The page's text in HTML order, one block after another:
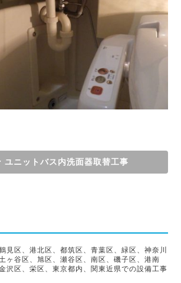
ユニットバス内洗面器取替工事
見区、港北区、都筑区、青葉区、緑区、神奈川
ヶ谷区、旭区、瀬谷区、南区、磯子区、港南
沢区、栄区、東京都内、関東近県での設備工事